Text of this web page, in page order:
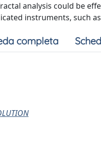
analysis could be
instruments, such
completa